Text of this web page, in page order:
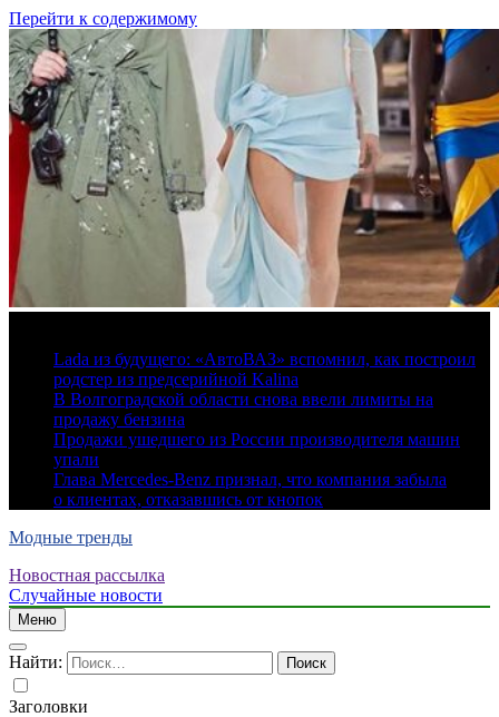
Перейти к содержимому
Lada из будущего: «АвтоВАЗ» вспомнил, как построил
родстер из предсерийной Kalina
В Волгоградской области снова ввели лимиты на
продажу бензина
Продажи ушедшего из России производителя машин
упали
Глава Mercedes-Benz признал, что компания забыла
о клиентах, отказавшись от кнопок
Модные тренды
Новостная рассылка
Случайные новости
Меню
Найти:
Заголовки